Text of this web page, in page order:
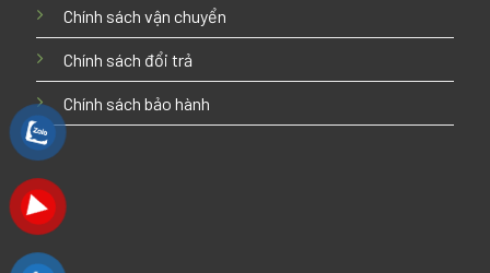
Chính sách vận chuyển
Chính sách đổi trả
Chính sách bảo hành